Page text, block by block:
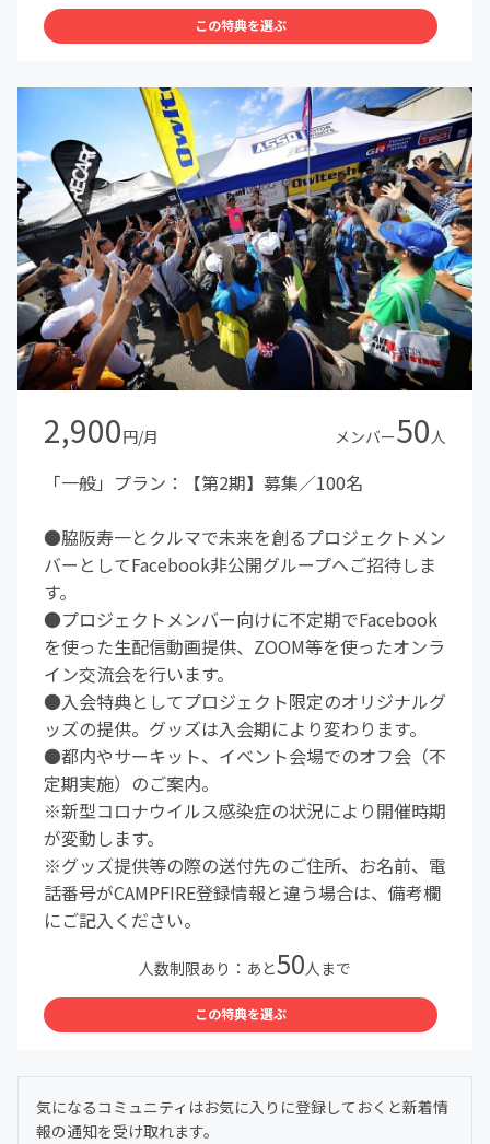
・参加後、対象から外れる条件は、18歳の誕生日を迎えた
後の初回の年度末を迎えたとき（ストレートで高校を卒業
入会をお願いします。
・入会後、10日以内に証明書データの提示がない場合、お
子様の情報で入会をし参加していることがわかった場合、
強制退会となる場合があります。
この特典を選ぶ
2,900円/月 メンバー50人
「一般」プラン：【第2期】募集／100名
●脇阪寿一とクルマで未来を創るプロジェクトメン
バーとしてFacebook非公開グループへご招待しま
す。
●プロジェクトメンバー向けに不定期でFacebook
を使った生配信動画提供、ZOOM等を使ったオンラ
イン交流会を行います。
●入会特典としてプロジェクト限定のオリジナルグ
ッズの提供。グッズは入会期により変わります。
●都内やサーキット、イベント会場でのオフ会（不
定期実施）のご案内。
※新型コロナウイルス感染症の状況により開催時期
が変動します。
※グッズ提供等の際の送付先のご住所、お名前、電
話番号がCAMPFIRE登録情報と違う場合は、備考欄
にご記入ください。
人数制限あり：あと50人まで
この特典を選ぶ
気になるコミュニティはお気に入りに登録しておくと新着情
報の通知を受け取れます。